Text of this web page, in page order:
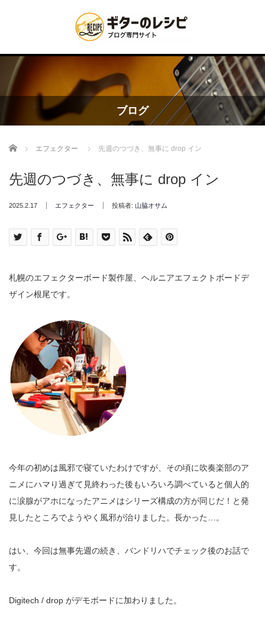
ブログ
Home エフェクター 先週のつづき、無事に drop イン
先週のつづき、無事に drop イン
2025.2.17 エフェクター 投稿者: 山脇オサム
札幌のエフェクターボード製作屋、ヘルニアエフェクトボードデ
ザイン根尾です。
今年の初めは風邪で寝ていたわけですが、その頃に吹奏楽部のア
ニメにハマり過ぎて見終わった後もいろいろ調べていると個人的
に涙腺がアホになったアニメはシリーズ構成の方が同じだ！と発
見したところでようやく風邪が治りました。長かった…。
はい、今回は無事先週の続き、バンドリハでチェック後のお話で
す。
Digitech / drop がデモボードに加わりました。